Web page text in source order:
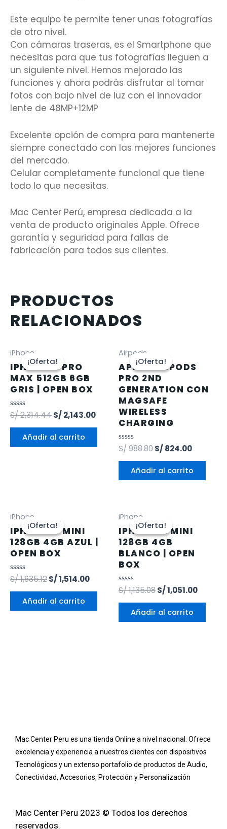
Este equipo te permite tener unas fotografías
de otro nivel.
Con cámaras traseras, es el Smartphone que
necesitas para que tus fotografías lleguen a
un siguiente nivel. Hemos mejorado las
funciones y ahora podrás disfrutar al tomar
fotos con bajo nivel de luz con el innovador
lente de 48MP+12MP
Excelente opción de compra para mantenerte
siempre conectado con las mejores funciones
del mercado.
Celular completamente funcional que tiene
todo lo que necesitas.
Mac Center Perú, empresa dedicada a la
venta de producto originales Apple. Ofrece
garantía y seguridad para fallas de
fabricación para todos sus clientes.
PRODUCTOS
RELACIONADOS
¡Oferta!
¡Oferta!
iPhone
IPHONE 12 PRO
MAX 512GB 6GB
GRIS | OPEN BOX
Valorado
en
0
S/2,314.44S/2,143.00
Añadir al carrito
¡Oferta!
¡Oferta!
Airpods
APPLE AIRPODS
PRO 2ND
GENERATION CON
MAGSAFE
WIRELESS
CHARGING
Valorado
en
0
S/988.80S/824.00
Añadir al carrito
¡Oferta!
¡Oferta!
iPhone
IPHONE 13 MINI
128GB 4GB AZUL |
OPEN BOX
Valorado
en
0
S/1,635.12S/1,514.00
Añadir al carrito
¡Oferta!
¡Oferta!
iPhone
IPHONE 12 MINI
128GB 4GB
BLANCO | OPEN
BOX
Valorado
en
0
S/1,135.08S/1,051.00
Añadir al carrito
Mac Center Peru es una tienda Online a nivel nacional
. Ofrece
excelencia y experiencia a nuestros clientes con dispositivos
Tecnológicos y un extenso portafolio de productos de Audio,
Conectividad, Accesorios, Protección y Personalización
Mac Center Peru 2023 © Todos los derechos
reservados.